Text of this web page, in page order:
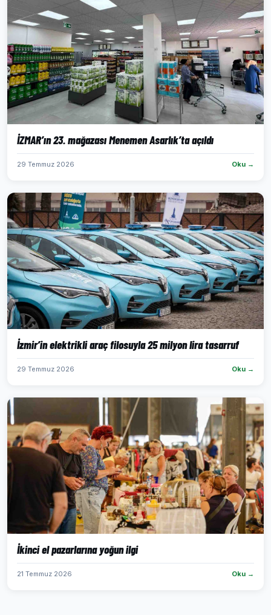
İZMAR’ın 23. mağazası Menemen Asarlık’ta açıldı
29 Temmuz 2026 Oku →
İzmir’in elektrikli araç filosuyla 25 milyon lira tasarruf
29 Temmuz 2026 Oku →
İkinci el pazarlarına yoğun ilgi
21 Temmuz 2026 Oku →